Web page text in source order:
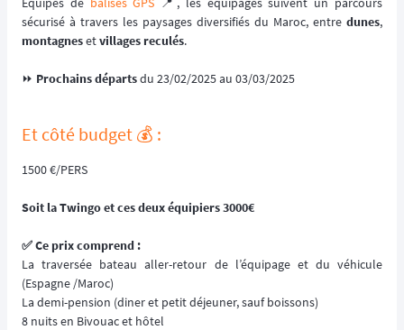
sécurisé à travers les paysages diversifiés du Maroc, entre dunes,
montagnesetvillages reculés.
⏩️ Prochains départsdu 23/02/2025 au 03/03/2025
Et côté budget 💰️ :
1500 €/PERS
Soit la Twingo et ces deux équipiers 3000€
✅️ Ce prix comprend :
La traversée bateau aller-retour de l’équipage et du véhicule
(Espagne /Maroc)
La demi-pension (diner et petit déjeuner, sauf boissons)
8 nuits en Bivouac et hôtel